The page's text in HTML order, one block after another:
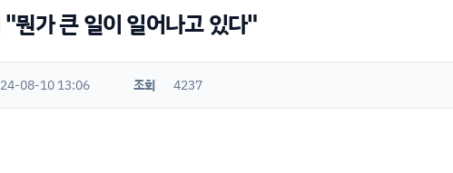
뭔가 큰 일이 일어나고 있다"
08-10 13:06 조회 4237